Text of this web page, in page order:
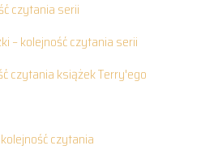
czytania serii
– kolejność czytania serii
czytania książek Terry'ego
czytania